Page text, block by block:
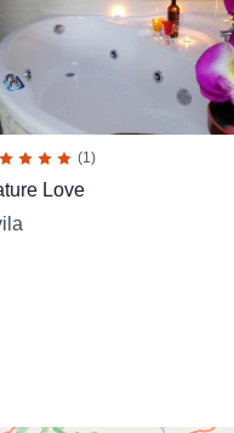
(1)
Love